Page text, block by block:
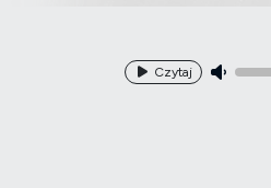
Czytaj